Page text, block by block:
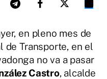
en pleno mes de
de Transporte, en el
no va a pasar
Castro, alcalde